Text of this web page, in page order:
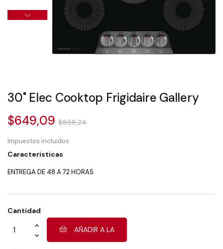
30" Elec Cooktop Frigidaire Gallery
$649,09 $858,24
Impuestos incluidos
Caracteristicas
ENTREGA DE 48 A 72 HORAS
Cantidad
AÑADIR A LA